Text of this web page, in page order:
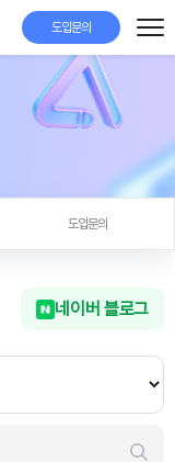
도입문의
도입문의
네이버 블로그